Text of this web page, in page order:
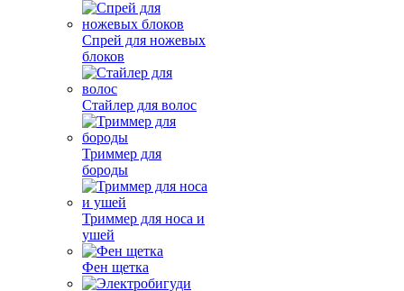
Спрей для ножевых
блоков
Стайлер для волос
Триммер для
бороды
Триммер для носа и
ушей
Фен щетка